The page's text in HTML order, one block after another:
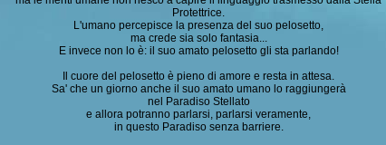
Protettrice.
L'umano percepisce la presenza del suo pelosetto,
ma crede sia solo fantasia...
E invece non lo è: il suo amato pelosetto gli sta parlando!
Il cuore del pelosetto è pieno di amore e resta in attesa.
Sa' che un giorno anche il suo amato umano lo raggiungerà
nel Paradiso Stellato
e allora potranno parlarsi, parlarsi veramente,
in questo Paradiso senza barriere.